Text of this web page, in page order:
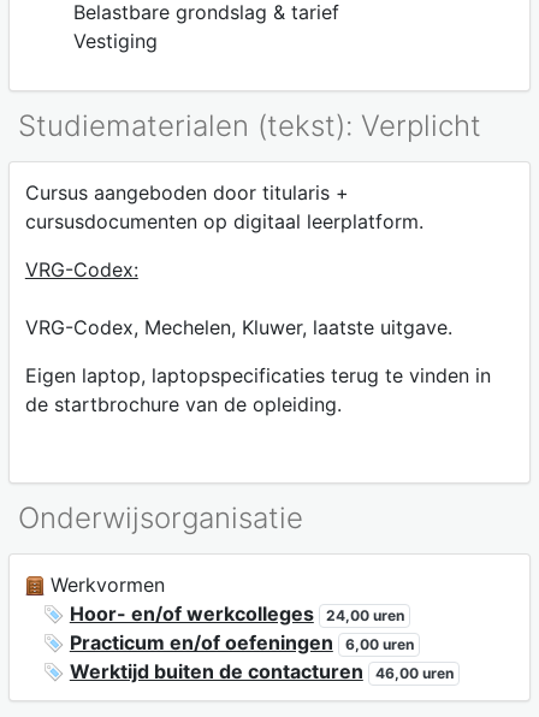
Belastbare grondslag & tarief
Vestiging
Studiematerialen (tekst): Verplicht
Cursus aangeboden door titularis +
cursusdocumenten op digitaal leerplatform.
VRG-Codex:
VRG-Codex, Mechelen, Kluwer, laatste uitgave.
Eigen laptop, laptopspecificaties terug te vinden in
de startbrochure van de opleiding.
Onderwijsorganisatie
Werkvormen
Hoor- en/of werkcolleges
24,00 uren
Practicum en/of oefeningen 6,00 uren
Werktijd buiten de contacturen 46,00 uren